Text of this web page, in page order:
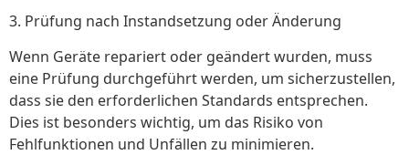
3. Prüfung nach Instandsetzung oder Änderung
Wenn Geräte repariert oder geändert wurden, muss
eine Prüfung durchgeführt werden, um sicherzustellen,
dass sie den erforderlichen Standards entsprechen.
Dies ist besonders wichtig, um das Risiko von
Fehlfunktionen und Unfällen zu minimieren.